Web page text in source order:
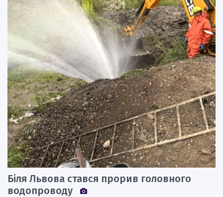
Біля Львова стався прорив головного
водопроводу